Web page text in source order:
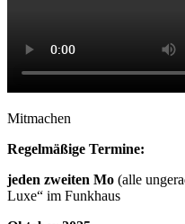
Mitmachen
Regelmäßige Termine:
jeden zweiten Mo (alle
Luxe“ im Funkhaus